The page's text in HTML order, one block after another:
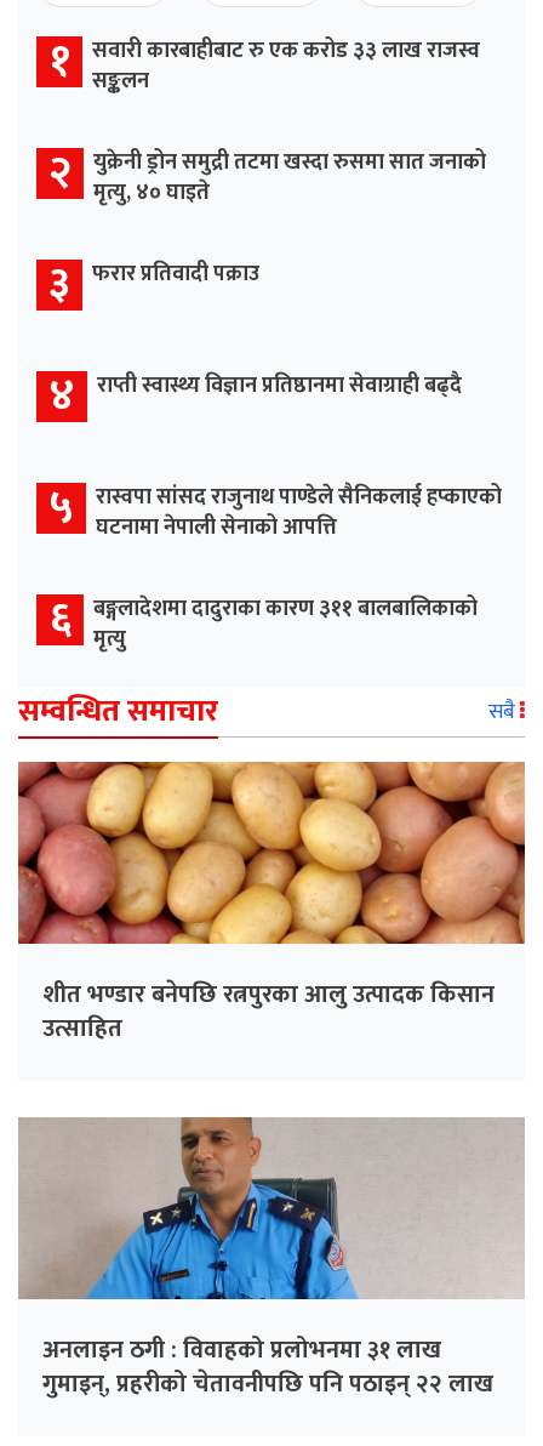
१ सवारी कारबाहीबाट रु एक करोड ३३ लाख राजस्व
सङ्कलन
२ युक्रेनी ड्रोन समुद्री तटमा खस्दा रुसमा सात जनाको
मृत्यु, ४० घाइते
३ फरार प्रतिवादी पक्राउ
४ राप्ती स्वास्थ्य विज्ञान प्रतिष्ठानमा सेवाग्राही बढ्दै
५ रास्वपा सांसद राजुनाथ पाण्डेले सैनिकलाई हप्काएको
घटनामा नेपाली सेनाको आपत्ति
६ बङ्गलादेशमा दादुराका कारण ३११ बालबालिकाको
मृत्यु
सम्वन्धित समाचार सबै
शीत भण्डार बनेपछि रत्नपुरका आलु उत्पादक किसान
उत्साहित
अनलाइन ठगी : विवाहको प्रलोभनमा ३१ लाख
गुमाइन्, प्रहरीको चेतावनीपछि पनि पठाइन् २२ लाख